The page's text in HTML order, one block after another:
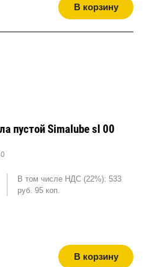
В корзину
пустой Simalube sl 00
В том числе НДС (22%): 533
руб. 95 коп.
В корзину